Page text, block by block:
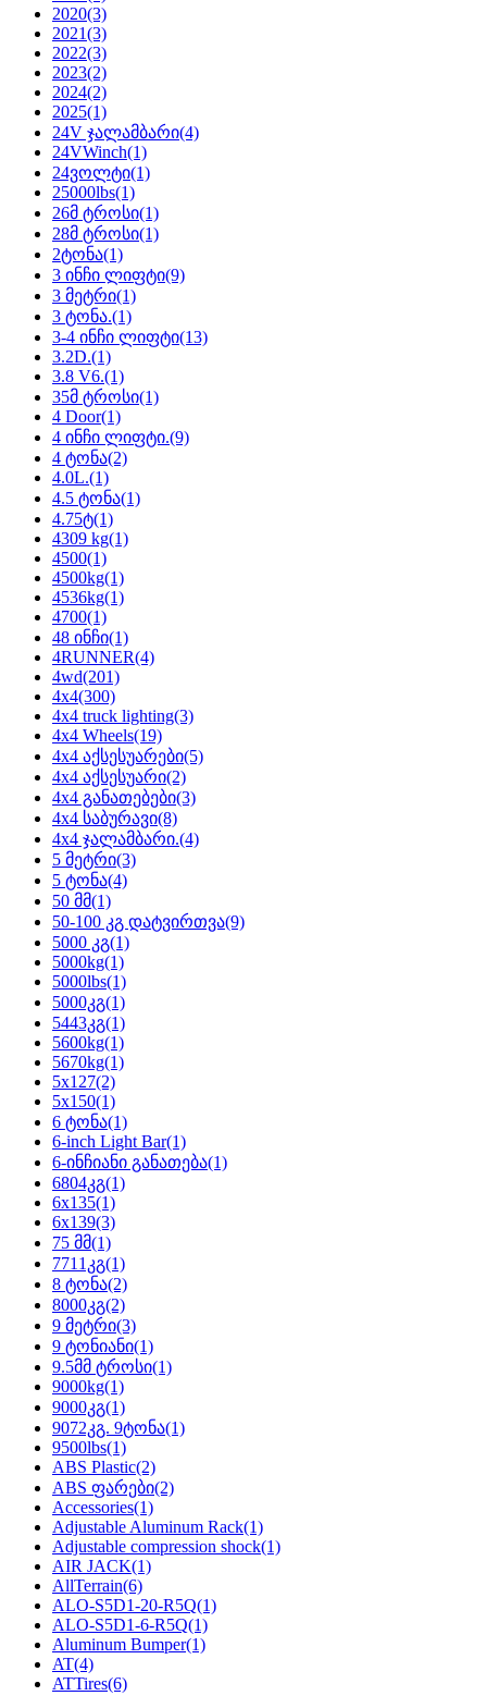
2020(3)
2021(3)
2022(3)
2023(2)
2024(2)
2025(1)
24V ჯალამბარი(4)
24VWinch(1)
24ვოლტი(1)
25000lbs(1)
26მ ტროსი(1)
28მ ტროსი(1)
2ტონა(1)
3 ინჩი ლიფტი(9)
3 მეტრი(1)
3 ტონა.(1)
3-4 ინჩი ლიფტი(13)
3.2D.(1)
3.8 V6.(1)
35მ ტროსი(1)
4 Door(1)
4 ინჩი ლიფტი.(9)
4 ტონა(2)
4.0L.(1)
4.5 ტონა(1)
4.75ტ(1)
4309 kg(1)
4500(1)
4500kg(1)
4536kg(1)
4700(1)
48 ინჩი(1)
4RUNNER(4)
4wd(201)
4x4(300)
4x4 truck lighting(3)
4x4 Wheels(19)
4x4 აქსესუარები(5)
4x4 აქსესუარი(2)
4x4 განათებები(3)
4x4 საბურავი(8)
4x4 ჯალამბარი.(4)
5 მეტრი(3)
5 ტონა(4)
50 მმ(1)
50-100 კგ დატვირთვა(9)
5000 კგ(1)
5000kg(1)
5000lbs(1)
5000კგ(1)
5443კგ(1)
5600kg(1)
5670kg(1)
5x127(2)
5x150(1)
6 ტონა(1)
6-inch Light Bar(1)
6-ინჩიანი განათება(1)
6804კგ(1)
6x135(1)
6x139(3)
75 მმ(1)
7711კგ(1)
8 ტონა(2)
8000კგ(2)
9 მეტრი(3)
9 ტონიანი(1)
9.5მმ ტროსი(1)
9000kg(1)
9000კგ(1)
9072კგ. 9ტონა(1)
9500lbs(1)
ABS Plastic(2)
ABS ფარები(2)
Accessories(1)
Adjustable Aluminum Rack(1)
Adjustable compression shock(1)
AIR JACK(1)
AllTerrain(6)
ALO-S5D1-20-R5Q(1)
ALO-S5D1-6-R5Q(1)
Aluminum Bumper(1)
AT(4)
ATTires(6)